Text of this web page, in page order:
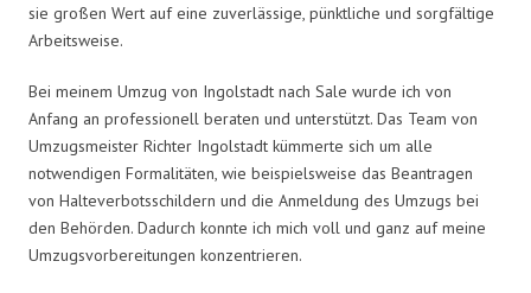
sie großen Wert auf eine zuverlässige, pünktliche und sorgfältige
Arbeitsweise.
Bei meinem Umzug von Ingolstadt nach Sale wurde ich von
Anfang an professionell beraten und unterstützt. Das Team von
Umzugsmeister Richter Ingolstadt kümmerte sich um alle
notwendigen Formalitäten, wie beispielsweise das Beantragen
von Halteverbotsschildern und die Anmeldung des Umzugs bei
den Behörden. Dadurch konnte ich mich voll und ganz auf meine
Umzugsvorbereitungen konzentrieren.